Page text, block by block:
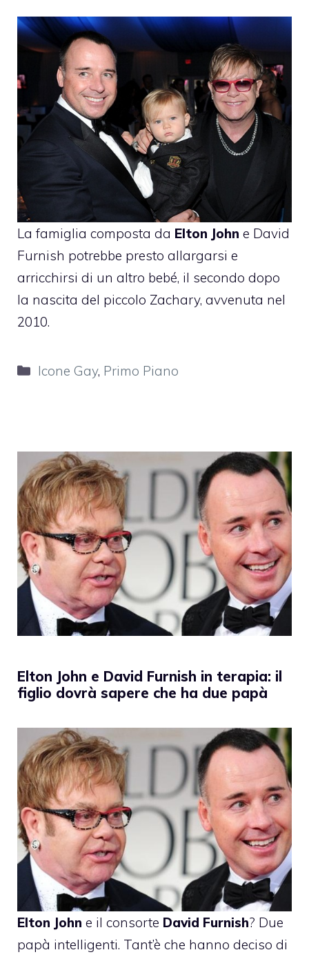
La famiglia composta da Elton John e David
Furnish potrebbe presto allargarsi e
arricchirsi di un altro bebé, il secondo dopo
la nascita del piccolo Zachary, avvenuta nel
2010.
Categorie
Icone Gay, Primo Piano
Elton John e David Furnish in terapia: il
figlio dovrà sapere che ha due papà
Elton John e il consorte David Furnish? Due
papà intelligenti. Tant’è che hanno deciso di